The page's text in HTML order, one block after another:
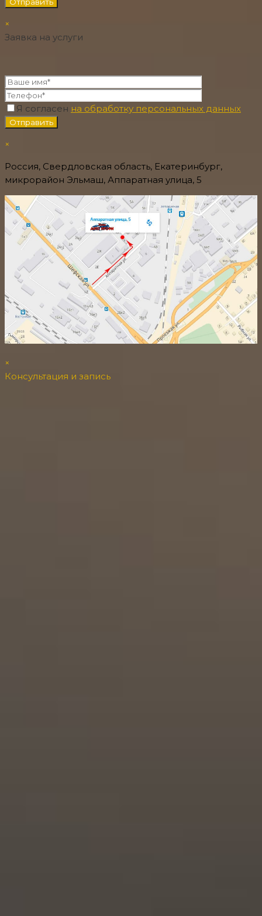
×
Заявка на услуги
Я согласен на обработку персональных данных
×
Россия, Свердловская область, Екатеринбург,
микрорайон Эльмаш, Аппаратная улица, 5
×
Консультация и запись